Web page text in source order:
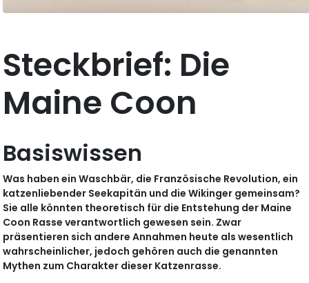
Steckbrief: Die
Maine Coon
Basiswissen
Was haben ein Waschbär, die Französische Revolution, ein
katzenliebender Seekapitän und die Wikinger gemeinsam?
Sie alle könnten theoretisch für die Entstehung der Maine
Coon Rasse verantwortlich gewesen sein. Zwar
präsentieren sich andere Annahmen heute als wesentlich
wahrscheinlicher, jedoch gehören auch die genannten
Mythen zum Charakter dieser Katzenrasse.